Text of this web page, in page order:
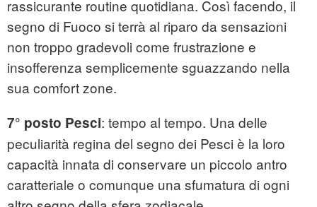
rassicurante routine quotidiana. Così facendo, il
segno di Fuoco si terrà al riparo da sensazioni
non troppo gradevoli come frustrazione e
insofferenza semplicemente sguazzando nella
sua comfort zone.
7° posto Pesci: tempo al tempo. Una delle
peculiarità regina del segno dei Pesci è la loro
capacità innata di conservare un piccolo antro
caratteriale o comunque una sfumatura di ogni